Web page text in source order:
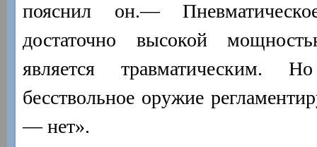
пояснил он.—
достаточно высокой
является травматическим.
бесствольное оружие
— нет».